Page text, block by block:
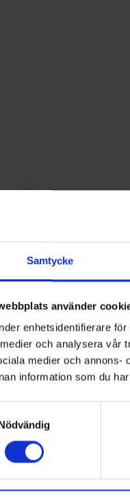
Samtycke
använder
enhetsidentifierare
och analysera vår
medier och annons-
information som du
69 kr